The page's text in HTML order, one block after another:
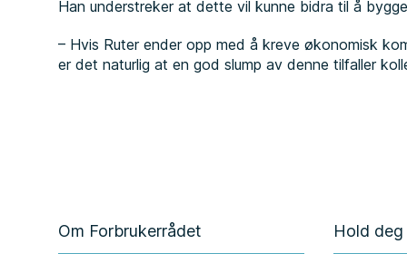
Han understreker at dette vil kunne bidra til å
– Hvis Ruter ender opp med å kreve økonomisk
er det naturlig at en god slump av denne tilfaller
Om Forbrukerrådet Hold